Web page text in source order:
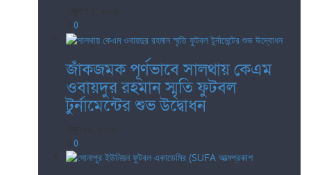
0
জাঁকজমক পূর্ণভাবে সালথায় কেএম
ওবায়দুর রহমান স্মৃতি ফুটবল
টুর্নামেন্টের শুভ উদ্বোধন
0